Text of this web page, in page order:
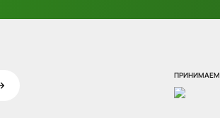
Essential, 4 шт.
ПРИНИМАЕМ